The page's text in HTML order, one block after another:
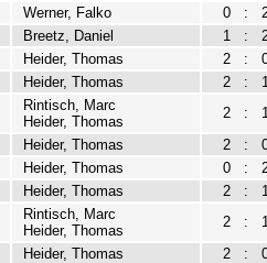
Werner, Falko 0 :
Breetz, Daniel 1 :
Heider, Thomas 2 :
Heider, Thomas 2 : 1
Rintisch, Marc
Heider, Thomas
2 : 1
Heider, Thomas 2 :
Heider, Thomas 0 :
Heider, Thomas 2 : 1
Rintisch, Marc
Heider, Thomas
2 : 1
Heider, Thomas 2 :